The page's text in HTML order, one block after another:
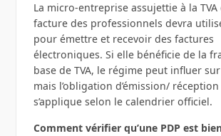
La micro-entreprise assujettie à la
facture des professionnels devra
pour émettre et recevoir des factures
électroniques. Si elle bénéficie de la
base de TVA, le régime peut influer sur
mais l’obligation d’émission/ réception
s’applique selon le calendrier officiel.
Comment vérifier qu’une PDP est